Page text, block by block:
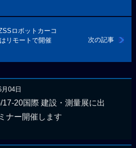
次の記事
ロボットカーコ
リモートで開催
04日
17-20国際 建設・測量展に出
ナー開催します